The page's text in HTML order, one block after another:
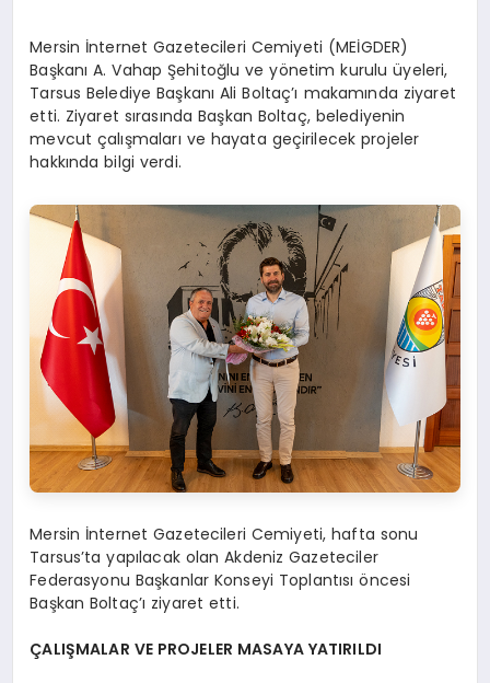
Mersin İnternet Gazetecileri Cemiyeti (MEİGDER)
Başkanı A. Vahap Şehitoğlu ve yönetim kurulu üyeleri,
Tarsus Belediye Başkanı Ali Boltaç’ı makamında ziyaret
etti. Ziyaret sırasında Başkan Boltaç, belediyenin
mevcut çalışmaları ve hayata geçirilecek projeler
hakkında bilgi verdi.
Mersin İnternet Gazetecileri Cemiyeti, hafta sonu
Tarsus’ta yapılacak olan Akdeniz Gazeteciler
Federasyonu Başkanlar Konseyi Toplantısı öncesi
Başkan Boltaç’ı ziyaret etti.
ÇALIŞMALAR VE PROJELER MASAYA YATIRILDI